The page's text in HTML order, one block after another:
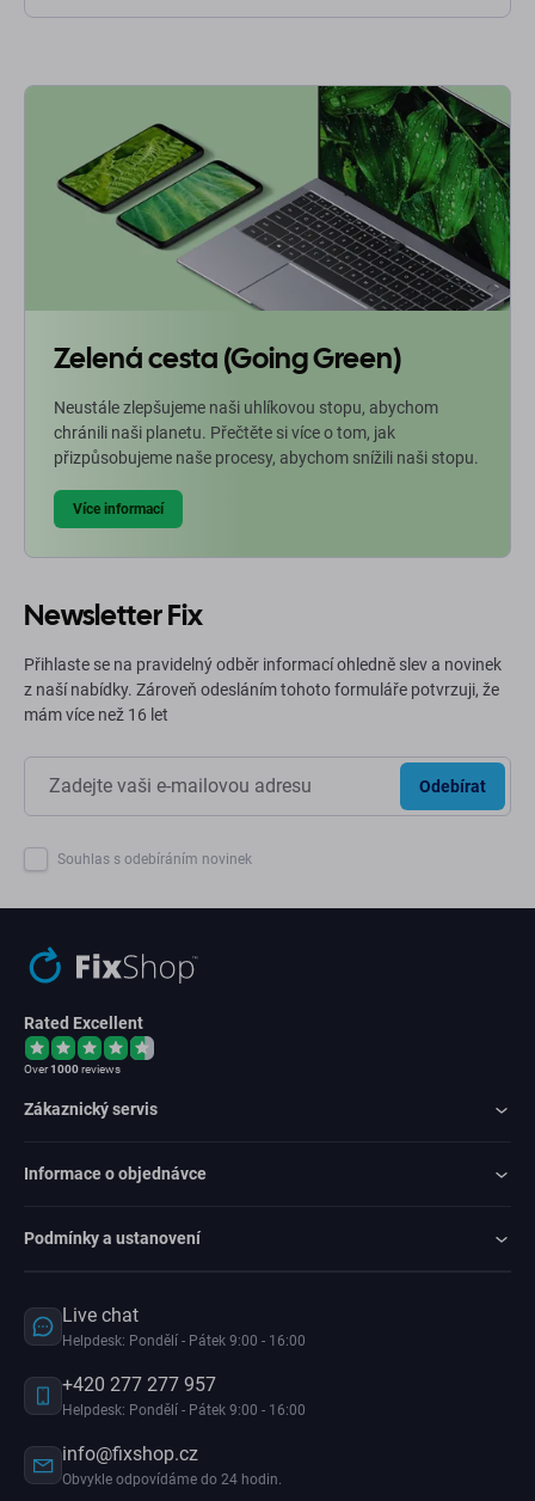
Zelená cesta (Going Green)
Neustále zlepšujeme naši uhlíkovou stopu, abychom
chránili naši planetu. Přečtěte si více o tom, jak
přizpůsobujeme naše procesy, abychom snížili naši stopu.
Více informací
Newsletter Fix
Přihlaste se na pravidelný odběr informací ohledně slev a novinek
z naší nabídky. Zároveň odesláním tohoto formuláře potvrzuji, že
mám více než 16 let
Odebírat
Souhlas s odebíráním novinek
Rated Excellent
Over1000reviews
Zákaznický servis
Informace o objednávce
Podmínky a ustanovení
Live chat
Helpdesk: Pondělí - Pátek 9:00 - 16:00
+420 277 277 957
Helpdesk: Pondělí - Pátek 9:00 - 16:00
info@fixshop.cz
Obvykle odpovídáme do 24 hodin.